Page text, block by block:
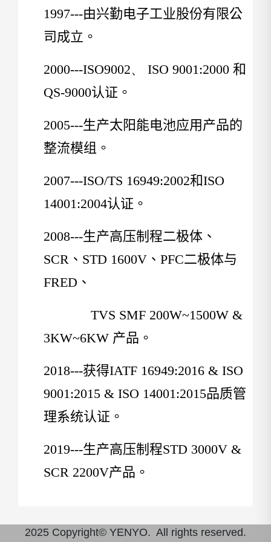
1997---由兴勤电子工业股份有限公
司成立。
2000---ISO9002、 ISO 9001:2000 和
QS-9000认证。
2005---生产太阳能电池应用产品的
整流模组。
2007---ISO/TS 16949:2002和ISO
14001:2004认证。
2008---生产高压制程二极体、
SCR、STD 1600V、PFC二极体与
FRED、
TVS SMF 200W~1500W &
3KW~6KW 产品。
2018---获得IATF 16949:2016 & ISO
9001:2015 & ISO 14001:2015品质管
理系统认证。
2019---生产高压制程STD 3000V &
SCR 2200V产品。
2025 Copyright© YENYO. All rights reserved.